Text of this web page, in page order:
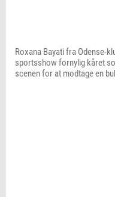
Roxana Bayati fra Odense-
sportsshow fornylig kåret
scenen for at modtage en